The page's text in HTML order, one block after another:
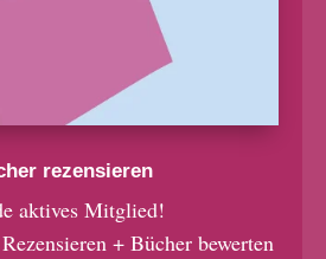
rezensieren
aktives Mitglied!
+ Bücher bewerten